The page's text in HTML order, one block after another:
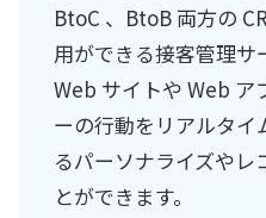
BtoC 、BtoB 両方の
用ができる接客管理サ
Web サイトや Web ア
ーの行動をリアルタイ
るパーソナライズやレ
とができます。